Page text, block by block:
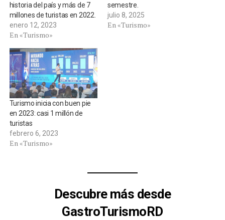
historia del país y más de 7
millones de turistas en 2022.
enero 12, 2023
En «Turismo»
semestre.
julio 8, 2025
En «Turismo»
Turismo inicia con buen pie
en 2023: casi 1 millón de
turistas
febrero 6, 2023
En «Turismo»
Descubre más desde
GastroTurismoRD